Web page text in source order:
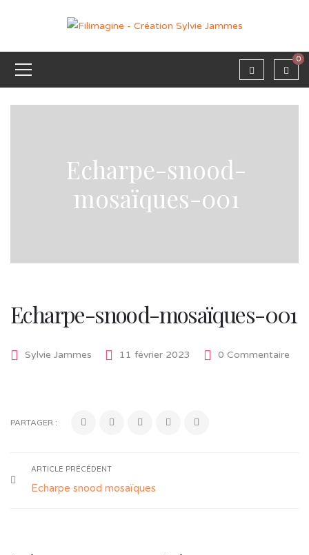
0
Echarpe-snood-
mosaïques-001
Echarpe-snood-mosaïques-001
Sylvie Jammes 11 février 2023 0 Commentaire
PARTAGER :
ARTICLE PRÉCÉDENT
Echarpe snood mosaïques